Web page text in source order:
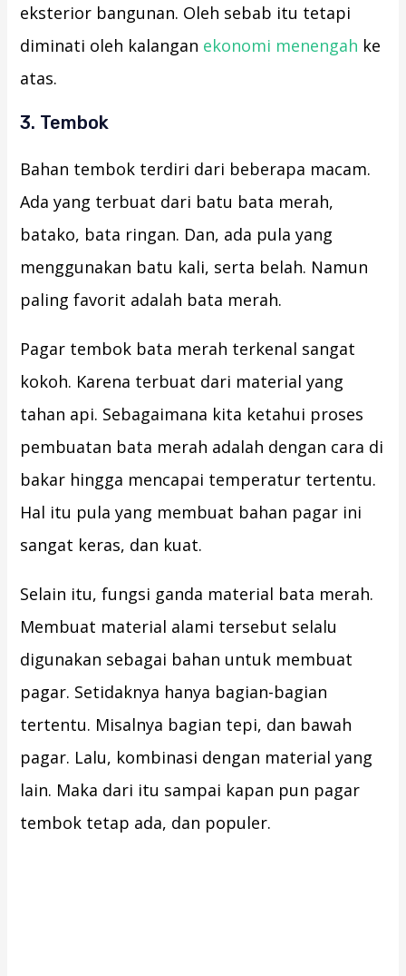
eksterior bangunan. Oleh sebab itu tetapi
diminati oleh kalangan ekonomi menengah ke
atas.
3. Tembok
Bahan tembok terdiri dari beberapa macam.
Ada yang terbuat dari batu bata merah,
batako, bata ringan. Dan, ada pula yang
menggunakan batu kali, serta belah. Namun
paling favorit adalah bata merah.
Pagar tembok bata merah terkenal sangat
kokoh. Karena terbuat dari material yang
tahan api. Sebagaimana kita ketahui proses
pembuatan bata merah adalah dengan cara di
bakar hingga mencapai temperatur tertentu.
Hal itu pula yang membuat bahan pagar ini
sangat keras, dan kuat.
Selain itu, fungsi ganda material bata merah.
Membuat material alami tersebut selalu
digunakan sebagai bahan untuk membuat
pagar. Setidaknya hanya bagian-bagian
tertentu. Misalnya bagian tepi, dan bawah
pagar. Lalu, kombinasi dengan material yang
lain. Maka dari itu sampai kapan pun pagar
tembok tetap ada, dan populer.